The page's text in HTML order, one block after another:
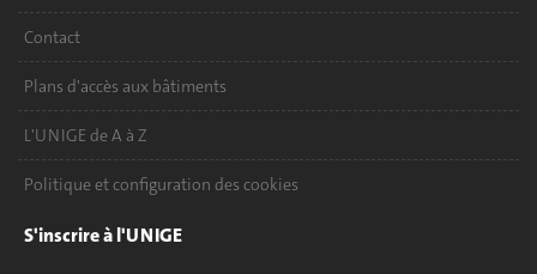
Contact
Plans d'accès aux bâtiments
L'UNIGE de A à Z
Politique et configuration des cookies
S'inscrire à l'UNIGE